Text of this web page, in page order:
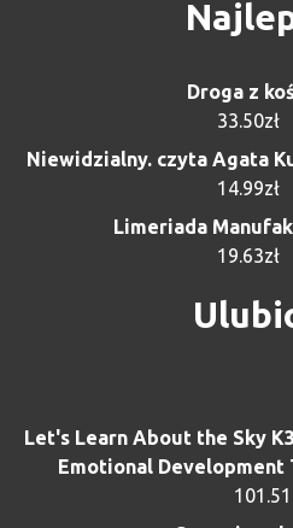
Droga z
33.50zł
Niewidzialny. czyta Agata
14.99zł
Limeriada
19.63zł
Let's Learn About the Sky
Emotional Development
101.51